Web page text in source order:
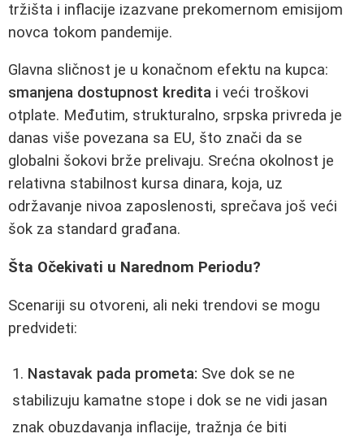
tržišta i inflacije izazvane prekomernom emisijom
novca tokom pandemije.
Glavna sličnost je u konačnom efektu na kupca:
smanjena dostupnost kredita i veći troškovi
otplate. Međutim, strukturalno, srpska privreda je
danas više povezana sa EU, što znači da se
globalni šokovi brže prelivaju. Srećna okolnost je
relativna stabilnost kursa dinara, koja, uz
održavanje nivoa zaposlenosti, sprečava još veći
šok za standard građana.
Šta Očekivati u Narednom Periodu?
Scenariji su otvoreni, ali neki trendovi se mogu
predvideti:
Nastavak pada prometa: Sve dok se ne
stabilizuju kamatne stope i dok se ne vidi jasan
znak obuzdavanja inflacije, tražnja će biti